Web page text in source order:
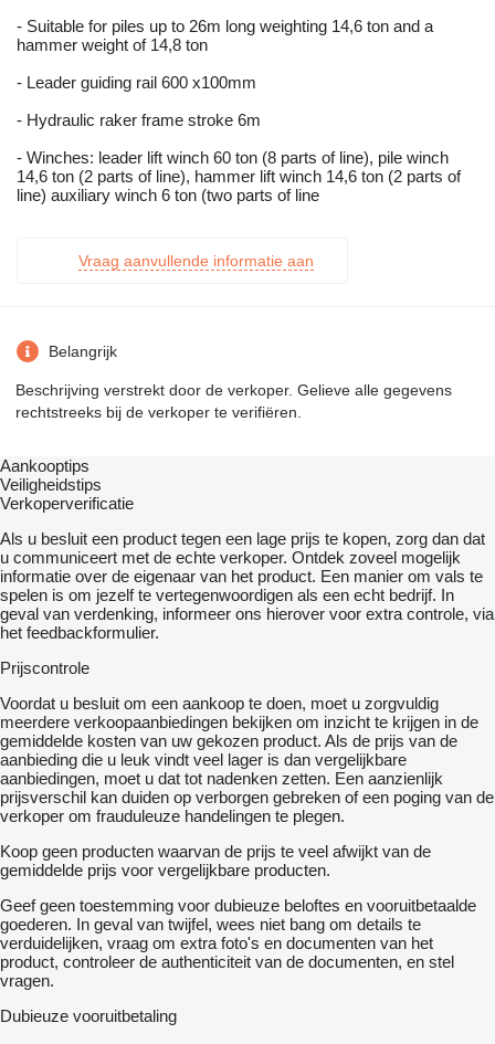
- Suitable for piles up to 26m long weighting 14,6 ton and a
hammer weight of 14,8 ton
- Leader guiding rail 600 x100mm
- Hydraulic raker frame stroke 6m
- Winches: leader lift winch 60 ton (8 parts of line), pile winch
14,6 ton (2 parts of line), hammer lift winch 14,6 ton (2 parts of
line) auxiliary winch 6 ton (two parts of line
Vraag aanvullende informatie aan
Belangrijk
Beschrijving verstrekt door de verkoper. Gelieve alle gegevens
rechtstreeks bij de verkoper te verifiëren.
Aankooptips
Veiligheidstips
Verkoperverificatie
Als u besluit een product tegen een lage prijs te kopen, zorg dan dat
u communiceert met de echte verkoper. Ontdek zoveel mogelijk
informatie over de eigenaar van het product. Een manier om vals te
spelen is om jezelf te vertegenwoordigen als een echt bedrijf. In
geval van verdenking, informeer ons hierover voor extra controle, via
het feedbackformulier.
Prijscontrole
Voordat u besluit om een ​​aankoop te doen, moet u zorgvuldig
meerdere verkoopaanbiedingen bekijken om inzicht te krijgen in de
gemiddelde kosten van uw gekozen product. Als de prijs van de
aanbieding die u leuk vindt veel lager is dan vergelijkbare
aanbiedingen, moet u dat tot nadenken zetten. Een aanzienlijk
prijsverschil kan duiden op verborgen gebreken of een poging van de
verkoper om frauduleuze handelingen te plegen.
Koop geen producten waarvan de prijs te veel afwijkt van de
gemiddelde prijs voor vergelijkbare producten.
Geef geen toestemming voor dubieuze beloftes en vooruitbetaalde
goederen. In geval van twijfel, wees niet bang om details te
verduidelijken, vraag om extra foto's en documenten van het
product, controleer de authenticiteit van de documenten, en stel
vragen.
Dubieuze vooruitbetaling